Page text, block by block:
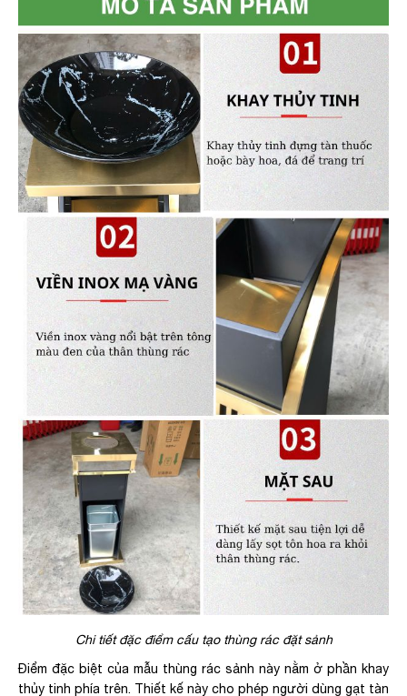
Chi tiết đặc điểm cấu tạo thùng rác đặt sảnh
Điểm đặc biệt của mẫu thùng rác sảnh này nằm ở phần khay
thủy tinh phía trên. Thiết kế này cho phép người dùng gạt tàn